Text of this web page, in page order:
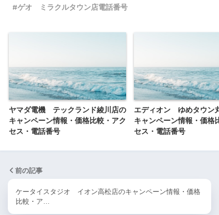
ゲオ ミラクルタウン店電話番号
ヤマダ電機 テックランド綾川店の
キャンペーン情報・価格比較・アク
セス・電話番号
エディオン ゆめタウン
キャンペーン情報・価格
セス・電話番号
前の記事
ケータイスタジオ イオン高松店のキャンペーン情報・価格
比較・ア…